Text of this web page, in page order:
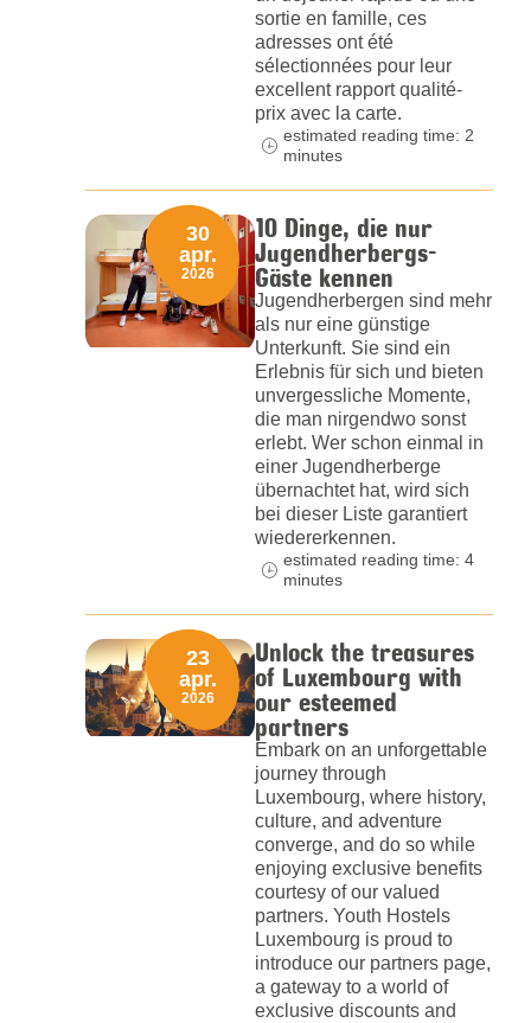
sortie en famille, ces
adresses ont été
sélectionnées pour leur
excellent rapport qualité-
prix avec la carte.
estimated reading time: 2
minutes
10 Dinge, die nur
Jugendherbergs-
Gäste kennen
Jugendherbergen sind mehr
als nur eine günstige
Unterkunft. Sie sind ein
Erlebnis für sich und bieten
unvergessliche Momente,
die man nirgendwo sonst
erlebt. Wer schon einmal in
einer Jugendherberge
übernachtet hat, wird sich
bei dieser Liste garantiert
wiedererkennen.
30
apr.
2026
estimated reading time: 4
minutes
Unlock the treasures
of Luxembourg with
our esteemed
partners
Embark on an unforgettable
journey through
Luxembourg, where history,
culture, and adventure
converge, and do so while
enjoying exclusive benefits
courtesy of our valued
partners. Youth Hostels
Luxembourg is proud to
introduce our partners page,
a gateway to a world of
exclusive discounts and
23
apr.
2026